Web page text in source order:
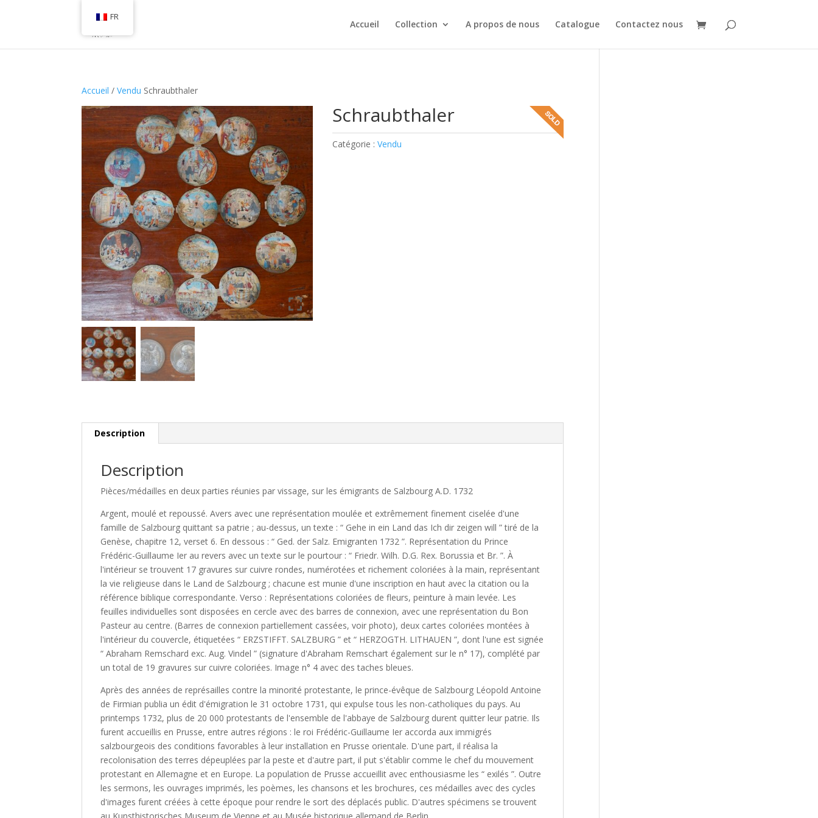
Accueil Collection A propos de nous Catalogue Contactez nous
Accueil /Vendu Schraubthaler
Schraubthaler
Catégorie :Vendu
Description
Description
Pièces/médailles en deux parties réunies par vissage, sur les émigrants de Salzbourg A.D. 1732
Argent, moulé et repoussé. Avers avec une représentation moulée et extrêmement finement ciselée d'une
famille de Salzbourg quittant sa patrie ; au-dessus, un texte : “ Gehe in ein Land das Ich dir zeigen will ” tiré de la
Genèse, chapitre 12, verset 6. En dessous : “ Ged. der Salz. Emigranten 1732 ”. Représentation du Prince
Frédéric-Guillaume Ier au revers avec un texte sur le pourtour : “ Friedr. Wilh. D.G. Rex. Borussia et Br. ”. À
l'intérieur se trouvent 17 gravures sur cuivre rondes, numérotées et richement coloriées à la main, représentant
la vie religieuse dans le Land de Salzbourg ; chacune est munie d'une inscription en haut avec la citation ou la
référence biblique correspondante. Verso : Représentations coloriées de fleurs, peinture à main levée. Les
feuilles individuelles sont disposées en cercle avec des barres de connexion, avec une représentation du Bon
Pasteur au centre. (Barres de connexion partiellement cassées, voir photo), deux cartes coloriées montées à
l'intérieur du couvercle, étiquetées “ ERZSTIFFT. SALZBURG ” et “ HERZOGTH. LITHAUEN ”, dont l'une est signée
“ Abraham Remschard exc. Aug. Vindel ” (signature d'Abraham Remschart également sur le n° 17), complété par
un total de 19 gravures sur cuivre coloriées. Image n° 4 avec des taches bleues.
Après des années de représailles contre la minorité protestante, le prince-évêque de Salzbourg Léopold Antoine
de Firmian publia un édit d'émigration le 31 octobre 1731, qui expulse tous les non-catholiques du pays. Au
printemps 1732, plus de 20 000 protestants de l'ensemble de l'abbaye de Salzbourg durent quitter leur patrie. Ils
furent accueillis en Prusse, entre autres régions : le roi Frédéric-Guillaume Ier accorda aux immigrés
salzbourgeois des conditions favorables à leur installation en Prusse orientale. D'une part, il réalisa la
recolonisation des terres dépeuplées par la peste et d'autre part, il put s'établir comme le chef du mouvement
protestant en Allemagne et en Europe. La population de Prusse accueillit avec enthousiasme les “ exilés ”. Outre
les sermons, les ouvrages imprimés, les poèmes, les chansons et les brochures, ces médailles avec des cycles
d'images furent créées à cette époque pour rendre le sort des déplacés public. D'autres spécimens se trouvent
FR